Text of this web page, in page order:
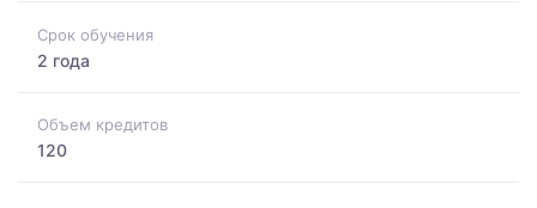
Срок обучения
2 года
Объем кредитов
120